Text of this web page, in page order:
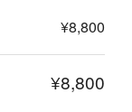
¥8,800
¥8,800